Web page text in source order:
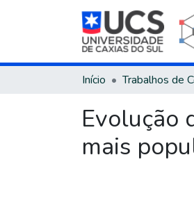
Início
Evolução
mais